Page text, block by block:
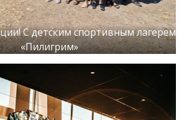
С детским спортивным лагерем
«Пилигрим»